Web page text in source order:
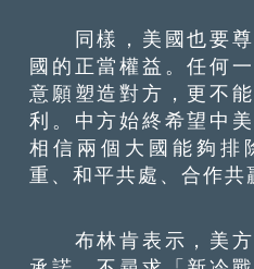
同樣，美國也要尊
國的正當權益。任何
意願塑造對方，更不
利。中方始終希望中
相信兩個大國能夠排
重、和平共處、合作共
布林肯表示，美方